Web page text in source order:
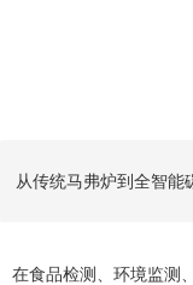
从传统马弗炉到全智能
在食品检测、环境监测